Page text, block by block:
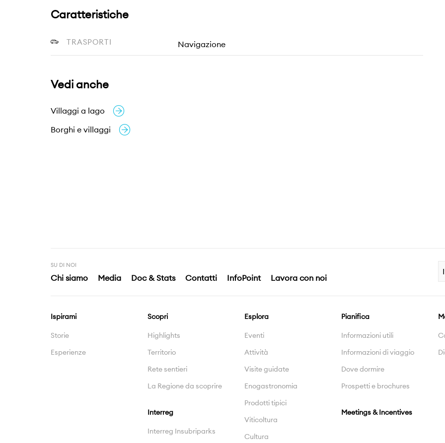
Caratteristiche
TRASPORTI Navigazione
Vedi anche
Villaggi a lago
Borghi e villaggi
SU DI NOI
Chi siamo Media Doc & Stats Contatti InfoPoint Lavora con noi
Ispirami
Storie
Esperienze
Scopri
Highlights
Territorio
Rete sentieri
La Regione da scoprire
Interreg
Interreg Insubriparks
Esplora
Eventi
Attività
Visite guidate
Enogastronomia
Prodotti tipici
Viticoltura
Cultura
Pianifica
Informazioni utili
Informazioni di viaggio
Dove dormire
Prospetti e brochures
Meetings & Incentives